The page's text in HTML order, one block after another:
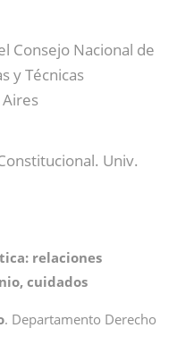
Consejo Nacional de
y Técnicas
Aires
Univ.
relaciones
cuidados
. Departamento Derecho